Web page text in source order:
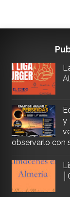
y
observarlo con